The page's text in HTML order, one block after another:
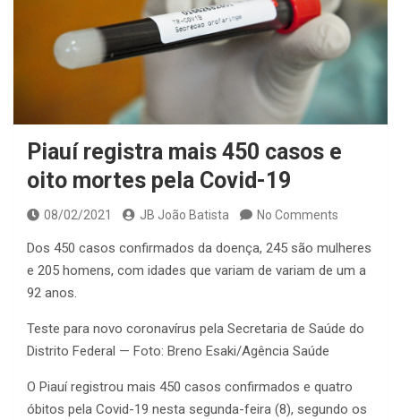
Piauí registra mais 450 casos e
oito mortes pela Covid-19
08/02/2021 JB João Batista No Comments
Dos 450 casos confirmados da doença, 245 são mulheres
e 205 homens, com idades que variam de variam de um a
92 anos.
Teste para novo coronavírus pela Secretaria de Saúde do
Distrito Federal — Foto: Breno Esaki/Agência Saúde
O Piauí registrou mais 450 casos confirmados e quatro
óbitos pela Covid-19 nesta segunda-feira (8), segundo os